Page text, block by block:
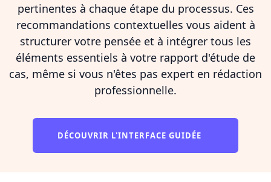
pertinentes à chaque étape du processus. Ces
recommandations contextuelles vous aident à
structurer votre pensée et à intégrer tous les
éléments essentiels à votre rapport d'étude de
cas, même si vous n'êtes pas expert en rédaction
professionnelle.
DÉCOUVRIR L'INTERFACE GUIDÉE